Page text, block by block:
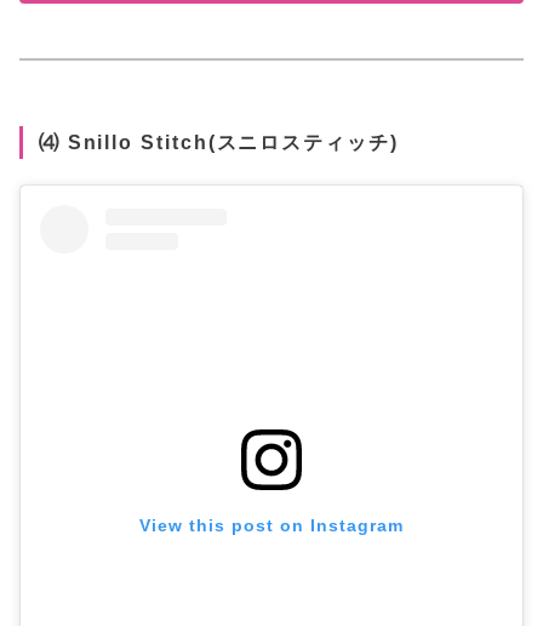
⑷ Snillo Stitch(スニロスティッチ)
View this post on Instagram